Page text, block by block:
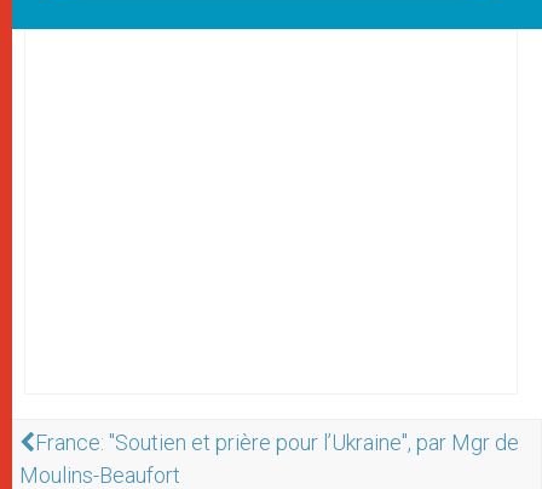
France: "Soutien et prière pour l’Ukraine", par Mgr de
Moulins-Beaufort